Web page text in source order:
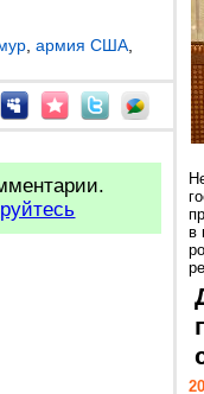
армия США
в